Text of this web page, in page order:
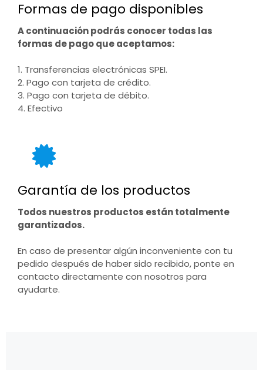
Formas de pago disponibles
A continuación podrás conocer todas las
formas de pago que aceptamos:
1. Transferencias electrónicas SPEI.
2. Pago con tarjeta de crédito.
3. Pago con tarjeta de débito.
4. Efectivo
Garantía de los productos
Todos nuestros productos están totalmente
garantizados.
En caso de presentar algún inconveniente con tu
pedido después de haber sido recibido, ponte en
contacto directamente con nosotros para
ayudarte.